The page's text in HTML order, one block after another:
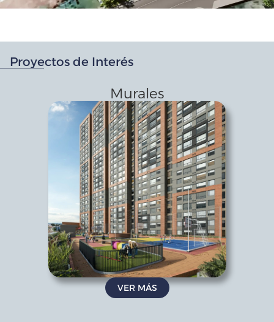
Proyectos de Interés
Murales
VER MÁS